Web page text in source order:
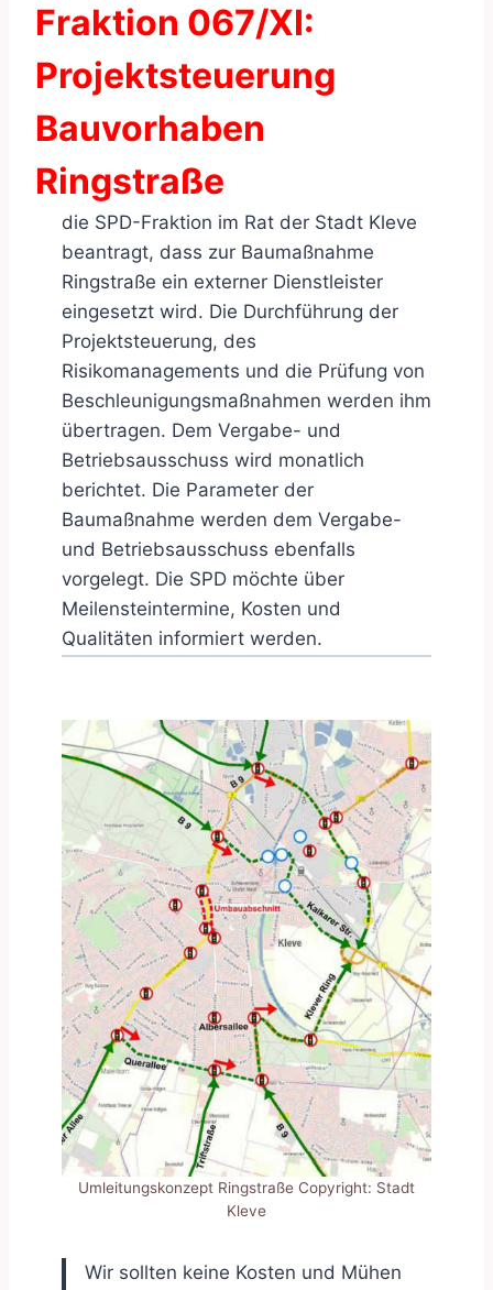
Fraktion 067/XI:
Projektsteuerung
Bauvorhaben
Ringstraße
die SPD-Fraktion im Rat der Stadt Kleve
beantragt, dass zur Baumaßnahme
Ringstraße ein externer Dienstleister
eingesetzt wird. Die Durchführung der
Projektsteuerung, des
Risikomanagements und die Prüfung von
Beschleunigungsmaßnahmen werden ihm
übertragen. Dem Vergabe- und
Betriebsausschuss wird monatlich
berichtet. Die Parameter der
Baumaßnahme werden dem Vergabe-
und Betriebsausschuss ebenfalls
vorgelegt. Die SPD möchte über
Meilensteintermine, Kosten und
Qualitäten informiert werden.
Umleitungskonzept Ringstraße Copyright: Stadt
Kleve
Wir sollten keine Kosten und Mühen